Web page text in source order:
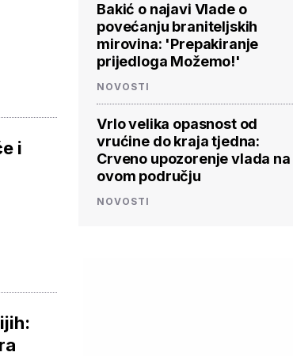
i
Bakić o najavi Vlade o
povećanju braniteljskih
mirovina: 'Prepakiranje
prijedloga Možemo!'
NOVOSTI
Vrlo velika opasnost od
vrućine do kraja tjedna:
Crveno upozorenje vlada na
ovom području
NOVOSTI